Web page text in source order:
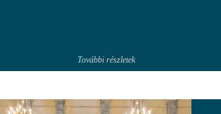
További részletek